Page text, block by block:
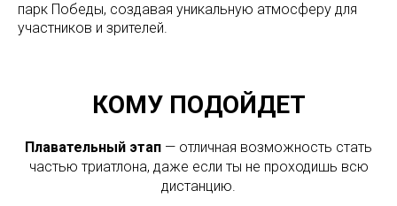
парк Победы, создавая уникальную атмосферу для
участников и зрителей.​
КОМУ ПОДОЙДЕТ
Плавательный этап — отличная возможность стать
частью триатлона, даже если ты не проходишь всю
дистанцию.